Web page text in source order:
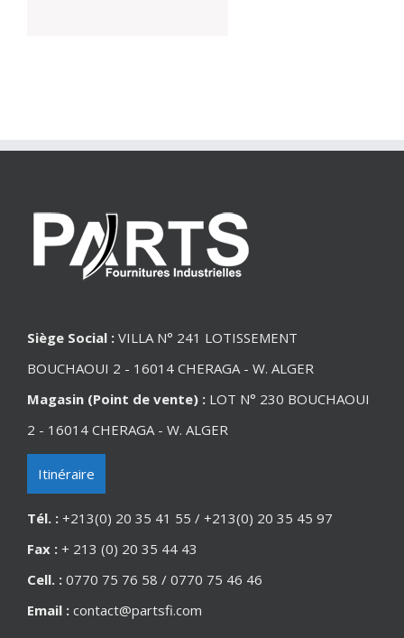
Siège Social : VILLA N° 241 LOTISSEMENT
BOUCHAOUI 2 - 16014 CHERAGA - W. ALGER
Magasin (Point de vente) : LOT N° 230 BOUCHAOUI
2 - 16014 CHERAGA - W. ALGER
Itinéraire
Tél. : +213(0) 20 35 41 55 / +213(0) 20 35 45 97
Fax : + 213 (0) 20 35 44 43
Cell. : 0770 75 76 58 / 0770 75 46 46
Email : contact@partsfi.com